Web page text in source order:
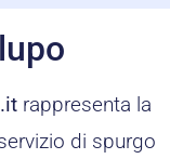
rappresenta la
di spurgo